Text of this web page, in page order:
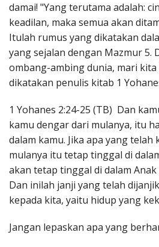
damai! "Yang terutama adalah:
keadilan, maka semua akan
Itulah rumus yang dikatakan
yang sejalan dengan Mazmur 5.
ombang-ambing dunia, mari
dikatakan penulis kitab 1
1 Yohanes 2:24-25 (TB) Dan
kamu dengar dari mulanya, itu
dalam kamu. Jika apa yang telah
mulanya itu tetap tinggal di
akan tetap tinggal di dalam Anak
Dan inilah janji yang telah
kepada kita, yaitu hidup yang
Jangan lepaskan apa yang